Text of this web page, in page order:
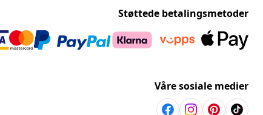
Støttede betalingsmetoder
Våre sosiale medier